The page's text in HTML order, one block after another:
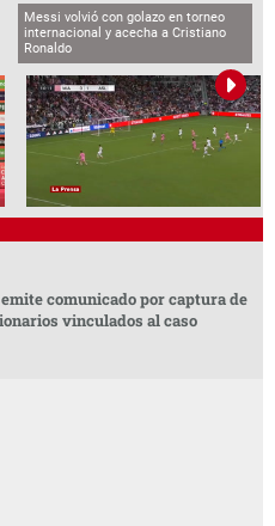
Messi volvió con golazo en torneo
internacional y acecha a Cristiano
Ronaldo
emite comunicado por captura de
vinculados al caso